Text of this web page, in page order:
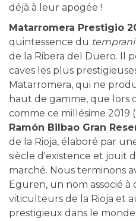
déjà à leur apogée !
Matarromera Prestigio
quintessence du
de la Ribera del Duero. Il
caves les plus
Matarromera, qui ne
haut de gamme, que lors
comme ce millésime 2019
Ramón Bilbao Gran
de la Rioja, élaboré par
siècle d'existence et jouit
marché. Nous terminons
Eguren, un nom associé
viticulteurs de la Rioja et
prestigieux dans le